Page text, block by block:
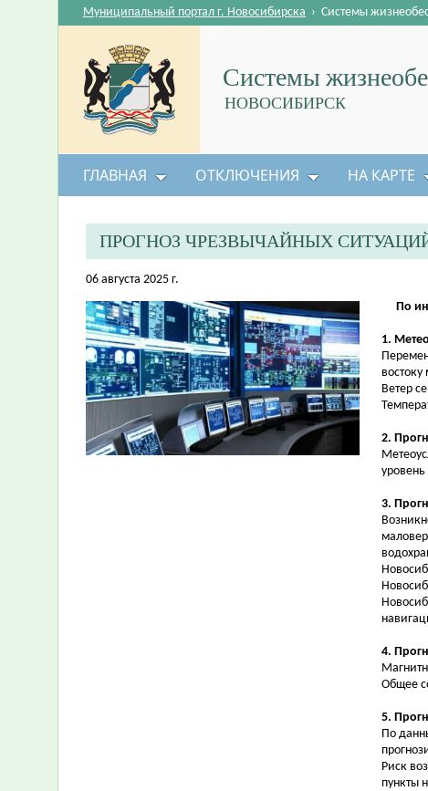
Системы
НОВОСИБИРСК
Муниципальный портал г. Новосибирска › Системы
ГЛАВНАЯ ОТКЛЮЧЕНИЯ НА КАРТЕ
ПРОГНОЗ ЧРЕЗВЫЧАЙНЫХ
06 августа 2025 г.
По
1.
Ветер
2.
3.
4.
Общее
5.
По
Риск
пункты